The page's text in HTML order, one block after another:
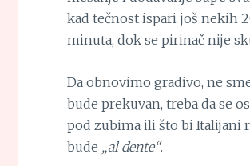
kad tečnost ispari još nekih
minuta, dok se pirinač nije
Da obnovimo gradivo, ne
bude prekuvan, treba da se
pod zubima ili što bi Italijani
bude „al dente“.